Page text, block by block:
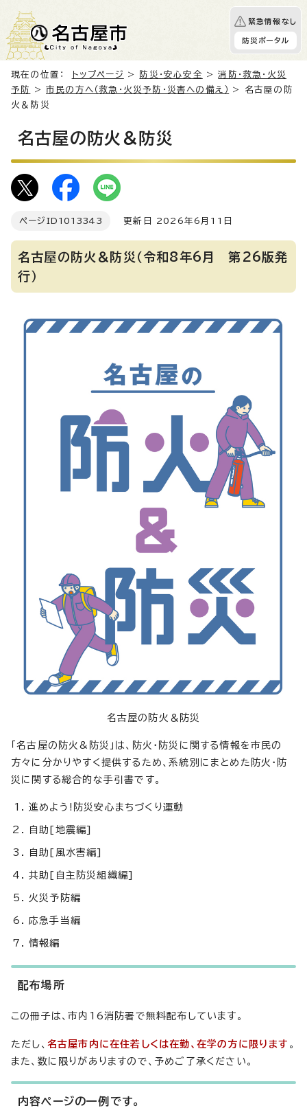
緊急情報なし
防災ポータル
現在の位置： トップページ > 防災・安心安全 >消防・救急・火災
予防
>市民の方へ（救急・火災予防・災害への備え）
> 名古屋の防
火＆防災
名古屋の防火＆防災
ページID 1013343 更新日 2026年6月11日
名古屋の防火＆防災（令和8年6月 第26版発
行）
名古屋の防火＆防災
「名古屋の防火&防災」は、防火・防災に関する情報を市民の
方々に分かりやすく提供するため、系統別にまとめた防火・防
災に関する総合的な手引書です。
進めよう!防災安心まちづくり運動
自助[地震編]
自助[風水害編]
共助[自主防災組織編]
火災予防編
応急手当編
情報編
配布場所
この冊子は、市内16消防署で無料配布しています。
ただし、 名古屋市内に在住若しくは在勤、在学の方に限ります 。
また、数に限りがありますので、予めご了承ください。
内容ページの一例です。